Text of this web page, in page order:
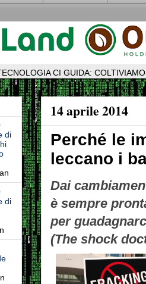
CI GUIDA:
14 aprile 2014
Perché le
leccano i
Dai
è sempre
per
(The shock
di
di